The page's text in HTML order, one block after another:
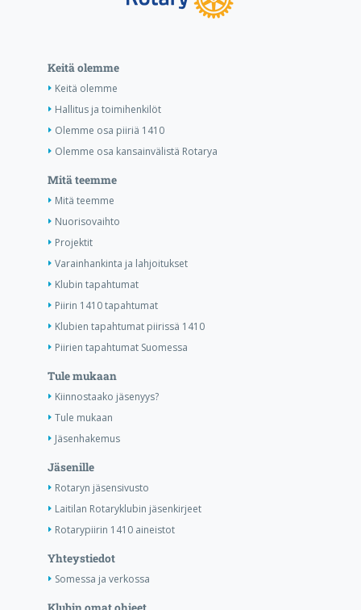
Keitä olemme
Keitä olemme
Hallitus ja toimihenkilöt
Olemme osa piiriä 1410
Olemme osa kansainvälistä Rotarya
Mitä teemme
Mitä teemme
Nuorisovaihto
Projektit
Varainhankinta ja lahjoitukset
Klubin tapahtumat
Piirin 1410 tapahtumat
Klubien tapahtumat piirissä 1410
Piirien tapahtumat Suomessa
Tule mukaan
Kiinnostaako jäsenyys?
Tule mukaan
Jäsenhakemus
Jäsenille
Rotaryn jäsensivusto
Laitilan Rotaryklubin jäsenkirjeet
Rotarypiirin 1410 aineistot
Yhteystiedot
Somessa ja verkossa